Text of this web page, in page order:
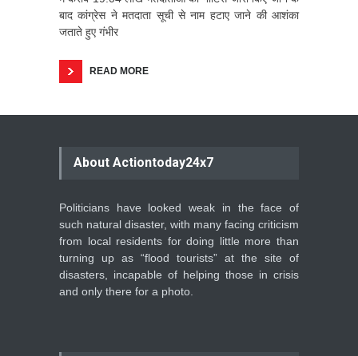
बाद कांग्रेस ने मतदाता सूची से नाम हटाए जाने की आशंका
जताते हुए गंभीर
READ MORE
About Actiontoday24x7
Politicians have looked weak in the face of
such natural disaster, with many facing criticism
from local residents for doing little more than
turning up as “flood tourists” at the site of
disasters, incapable of helping those in crisis
and only there for a photo.